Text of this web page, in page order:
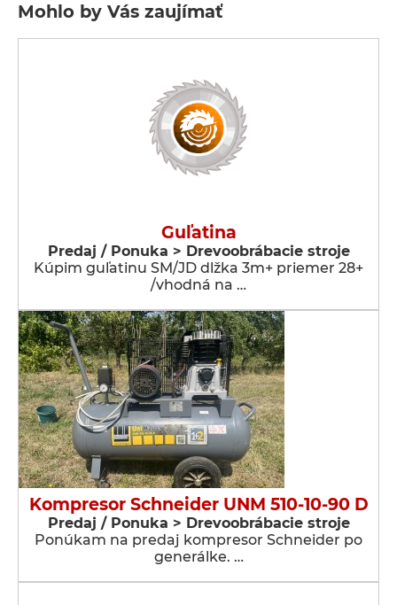
Mohlo by Vás zaujímať
Guľatina
Predaj / Ponuka > Drevoobrábacie stroje
Kúpim guľatinu SM/JD dlžka 3m+ priemer 28+
/vhodná na …
Kompresor Schneider UNM 510-10-90 D
Predaj / Ponuka > Drevoobrábacie stroje
Ponúkam na predaj kompresor Schneider po
generálke. …